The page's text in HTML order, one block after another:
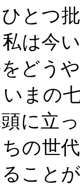
とつ
は今
どう
まの
に立
の世
こと